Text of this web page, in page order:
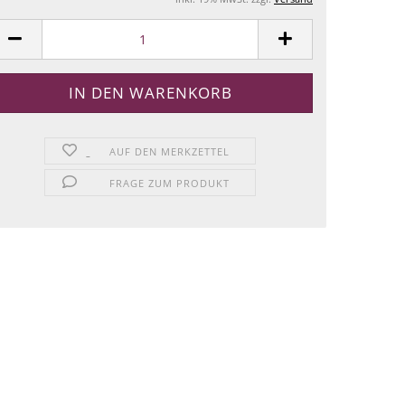
AUF DEN MERKZETTEL
FRAGE ZUM PRODUKT